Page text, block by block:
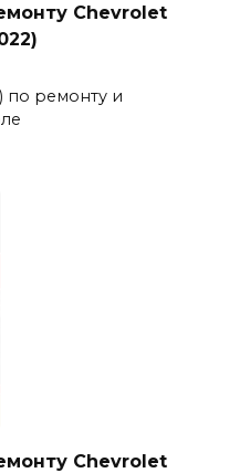
Chevrolet
по ремонту и
Chevrolet